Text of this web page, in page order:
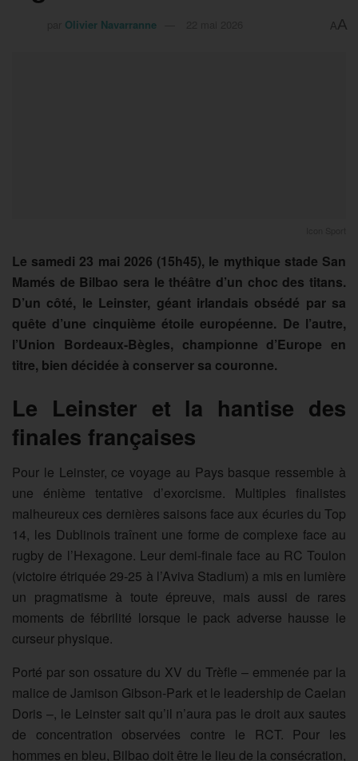
Olivier Navarranne AA
Le samedi 23 mai 2026 (15h45), le mythique stade San
Mamés de Bilbao sera le théâtre d’un choc des titans.
D’un côté, le Leinster, géant irlandais obsédé par sa
quête d’une cinquième étoile européenne. De l’autre,
l’Union Bordeaux-Bègles, championne d’Europe en
titre, bien décidée à conserver sa couronne.
Le Leinster et la hantise des
finales françaises
Pour le Leinster, ce voyage au Pays basque ressemble à
une énième tentative d’exorcisme. Multiples finalistes
malheureux ces dernières saisons face aux écuries du Top
14, les Dublinois traînent une forme de complexe face au
rugby de l’Hexagone. Leur demi-finale face au RC Toulon
(victoire étriquée 29-25 à l’Aviva Stadium) a mis en lumière
un pragmatisme à toute épreuve, mais aussi de rares
moments de fébrilité lorsque le pack adverse hausse le
curseur physique.
Porté par son ossature du XV du Trèfle – emmenée par la
malice de Jamison Gibson-Park et le leadership de Caelan
Doris –, le Leinster sait qu’il n’aura pas le droit aux sautes
de concentration observées contre le RCT. Pour les
hommes en bleu, Bilbao doit être le lieu de la consécration,